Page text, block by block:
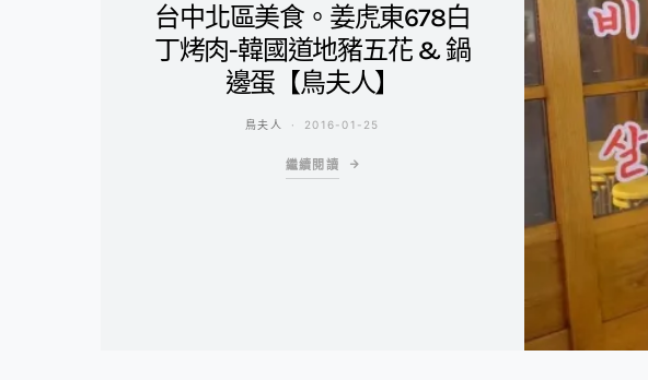
台中北區美食。姜虎東678白
丁烤肉-韓國道地豬五花 & 鍋
邊蛋【鳥夫人】
鳥夫人 2016-01-25
繼續閱讀